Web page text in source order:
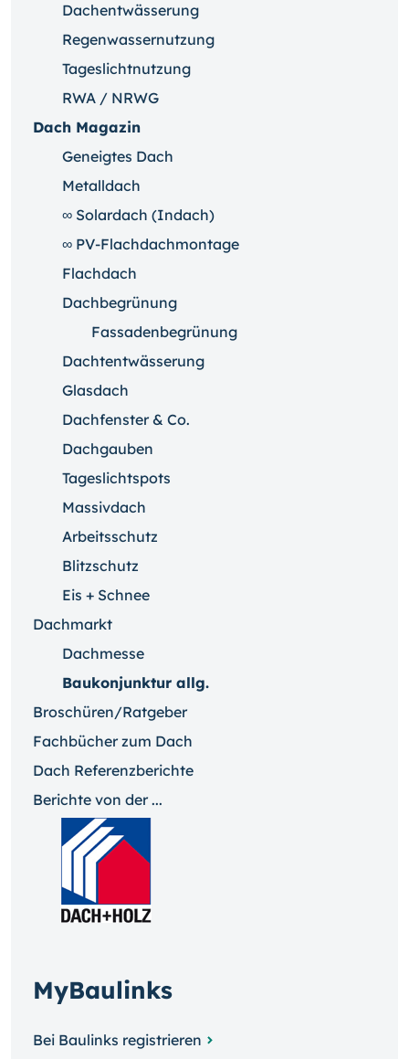
Dachentwässerung
Regenwassernutzung
Tageslichtnutzung
RWA / NRWG
Dach Magazin
Geneigtes Dach
Metalldach
∞ Solardach (Indach)
∞ PV-Flachdachmontage
Flachdach
Dachbegrünung
Fassadenbegrünung
Dachtentwässerung
Glasdach
Dachfenster & Co.
Dachgauben
Tageslichtspots
Massivdach
Arbeitsschutz
Blitzschutz
Eis + Schnee
Dachmarkt
Dachmesse
Baukonjunktur allg.
Broschüren/Ratgeber
Fachbücher zum Dach
Dach Referenzberichte
Berichte von der ...
MyBaulinks
Bei Baulinks registrieren